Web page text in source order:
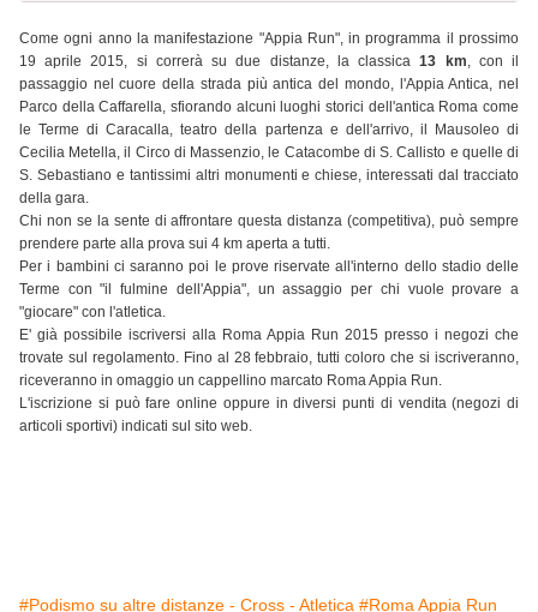
Come ogni anno la manifestazione "Appia Run", in programma il prossimo
19 aprile 2015, si correrà su due distanze, la classica13 km, con il
passaggio nel cuore della strada più antica del mondo, l'Appia Antica, nel
Parco della Caffarella, sfiorando alcuni luoghi storici dell'antica Roma come
le Terme di Caracalla, teatro della partenza e dell'arrivo, il Mausoleo di
Cecilia Metella, il Circo di Massenzio, le Catacombe di S. Callisto e quelle di
S. Sebastiano e tantissimi altri monumenti e chiese, interessati dal tracciato
della gara.
Chi non se la sente di affrontare questa distanza (competitiva), può sempre
prendere parte alla prova sui 4 km aperta a tutti.
Per i bambini ci saranno poi le prove riservate all'interno dello stadio delle
Terme con "il fulmine dell'Appia", un assaggio per chi vuole provare a
"giocare" con l'atletica.
E' già possibile iscriversi alla Roma Appia Run 2015 presso i negozi che
trovate sul regolamento. Fino al 28 febbraio, tutti coloro che si iscriveranno,
riceveranno in omaggio un cappellino marcato Roma Appia Run.
L'iscrizione si può fare online oppure in diversi punti di vendita (negozi di
articoli sportivi) indicati sul sito web.
#Podismo su altre distanze - Cross - Atletica #Roma Appia Run